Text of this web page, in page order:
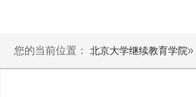
您的当前位置： 北京大学继续教育学院»